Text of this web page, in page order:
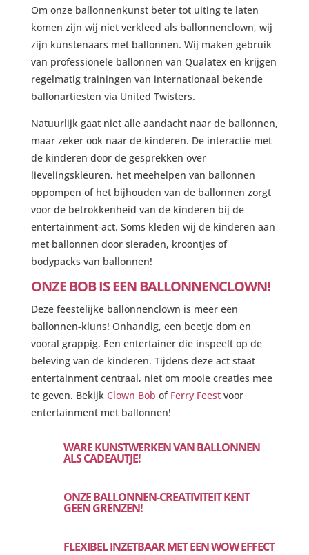
Om onze ballonnenkunst beter tot uiting te laten
komen zijn wij niet verkleed als ballonnenclown, wij
zijn kunstenaars met ballonnen. Wij maken gebruik
van professionele ballonnen van Qualatex en krijgen
regelmatig trainingen van internationaal bekende
ballonartiesten via United Twisters.
Natuurlijk gaat niet alle aandacht naar de ballonnen,
maar zeker ook naar de kinderen. De interactie met
de kinderen door de gesprekken over
lievelingskleuren, het meehelpen van ballonnen
oppompen of het bijhouden van de ballonnen zorgt
voor de betrokkenheid van de kinderen bij de
entertainment-act. Soms kleden wij de kinderen aan
met ballonnen door sieraden, kroontjes of
bodypacks van ballonnen!
ONZE BOB IS EEN BALLONNENCLOWN!
Deze feestelijke ballonnenclown is meer een
ballonnen-kluns! Onhandig, een beetje dom en
vooral grappig. Een entertainer die inspeelt op de
beleving van de kinderen. Tijdens deze act staat
entertainment centraal, niet om mooie creaties mee
te geven. Bekijk Clown Bob of Ferry Feestvoor
entertainment met ballonnen!
WARE KUNSTWERKEN VAN BALLONNEN
ALS CADEAUTJE!
ONZE BALLONNEN-CREATIVITEIT KENT
GEEN GRENZEN!
FLEXIBEL INZETBAAR MET EEN WOW EFFECT